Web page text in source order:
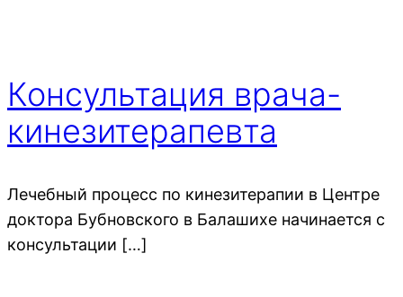
Консультация врача-
кинезитерапевта
Лечебный процесс по кинезитерапии в Центре
доктора Бубновского в Балашихе начинается с
консультации […]